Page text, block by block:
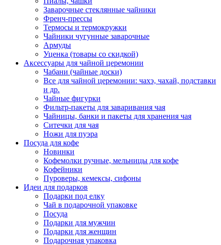
Заварочные стеклянные чайники
Френч-прессы
Термосы и термокружки
Чайники чугунные заварочные
Армуды
Уценка (товары со скидкой)
Аксессуары для чайной церемонии
Чабани (чайные доски)
Все для чайной церемонии: чахэ, чахай, подставки
и др.
Чайные фигурки
Фильтр-пакеты для заваривания чая
Чайницы, банки и пакеты для хранения чая
Ситечки для чая
Ножи для пуэра
Посуда для кофе
Новинки
Кофемолки ручные, мельницы для кофе
Кофейники
Пуроверы, кемексы, сифоны
Идеи для подарков
Подарки под елку
Чай в подарочной упаковке
Посуда
Подарки для мужчин
Подарки для женщин
Подарочная упаковка